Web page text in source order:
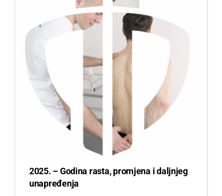
2025. – Godina rasta, promjena i daljnjeg
unapređenja